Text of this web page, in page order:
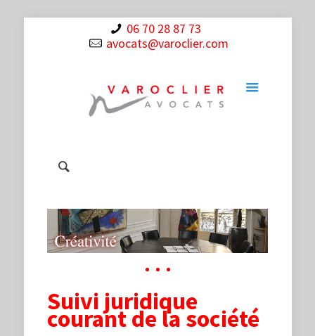
06 70 28 87 73
avocats@varoclier.com
Suivi juridique
courant de la société